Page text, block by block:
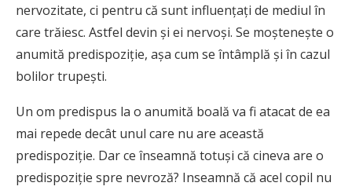
nervozitate, ci pentru că sunt influenţaţi de mediul în
care trăiesc. Astfel devin şi ei nervoşi. Se moşteneşte o
anumită predispoziţie, aşa cum se întâmplă şi în cazul
bolilor trupeşti.
Un om predispus la o anumită boală va fi atacat de ea
mai repede decât unul care nu are această
predispoziţie. Dar ce înseamnă totuşi că cineva are o
predispoziţie spre nevroză? Inseamnă că acel copil nu